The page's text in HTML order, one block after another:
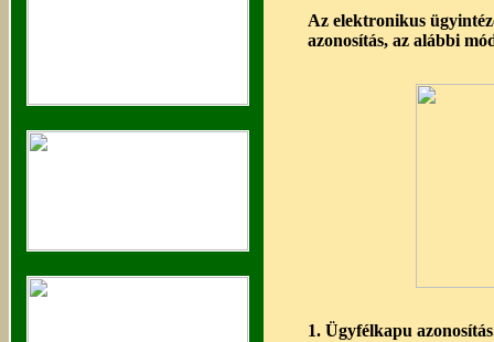
Az elektronikus
azonosítás, az alábbi
1. Ügyfélkapu